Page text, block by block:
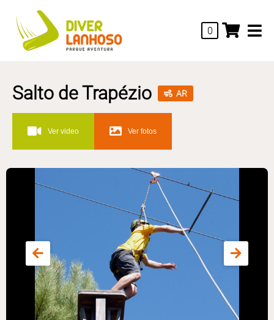
0
Salto de Trapézio AR
Ver video Ver fotos